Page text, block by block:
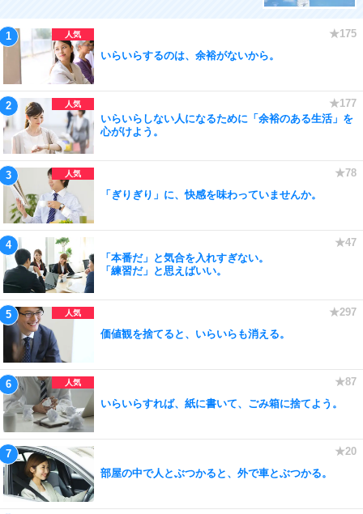
いらいらするのは、余裕がないから。
いらいらしない人になるために「余裕のある生活」を
心がけよう。
「ぎりぎり」に、快感を味わっていませんか。
「本番だ」と気合を入れすぎない。
「練習だ」と思えばいい。
価値観を捨てると、いらいらも消える。
いらいらすれば、紙に書いて、ごみ箱に捨てよう。
部屋の中で人とぶつかると、外で車とぶつかる。